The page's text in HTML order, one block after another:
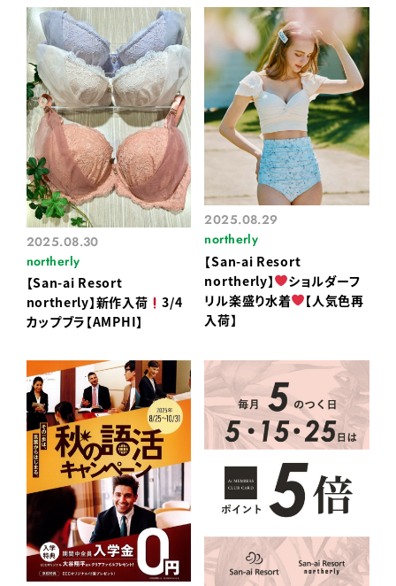
2025.08.30
northerly
【San-ai Resort
northerly】新作入荷
3/4
カップブラ【AMPHI】
2025.08.29
northerly
【San-ai Resort
northerly】
ショルダーフ
リル楽盛り水着
【人気色再
入荷】